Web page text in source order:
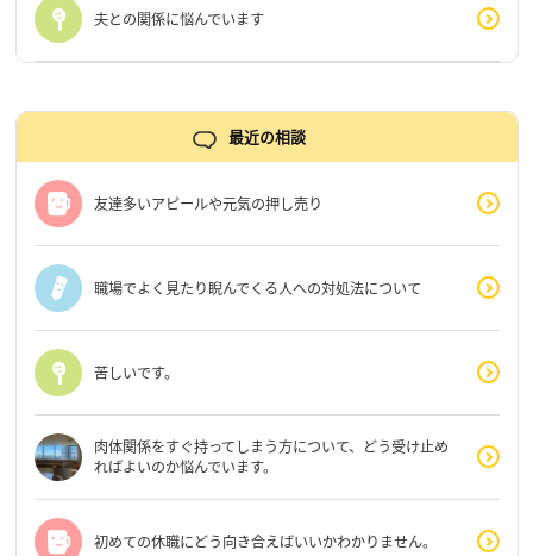
夫との関係に悩んでいます
最近の相談
友達多いアピールや元気の押し売り
職場でよく見たり睨んでくる人への対処法について
苦しいです。
肉体関係をすぐ持ってしまう方について、どう受け止め
ればよいのか悩んでいます。
初めての休職にどう向き合えばいいかわかりません。